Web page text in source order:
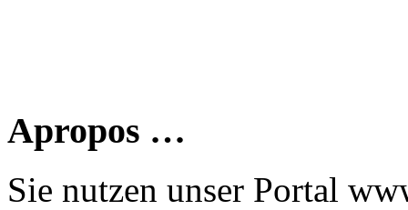
Apropos …
Sie nutzen unser Portal